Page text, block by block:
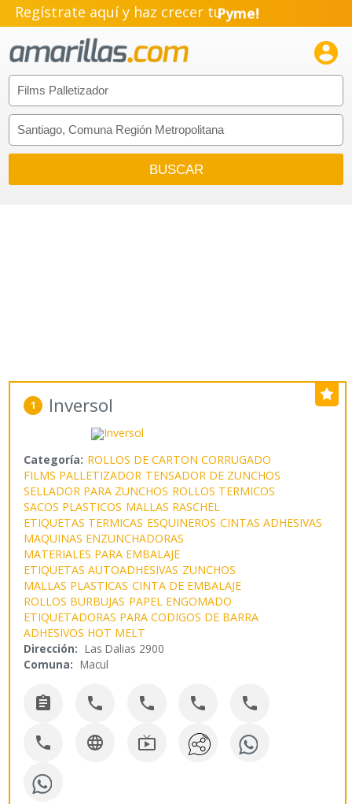
Regístrate aquí y haz crecer tuPyme!
Emprendimiento!

1 Inversol
Categoría: ROLLOS DE CARTON CORRUGADO
FILMS PALLETIZADOR TENSADOR DE ZUNCHOS
SELLADOR PARA ZUNCHOS ROLLOS TERMICOS
SACOS PLASTICOS MALLAS RASCHEL
ETIQUETAS TERMICAS ESQUINEROS CINTAS ADHESIVAS
MAQUINAS ENZUNCHADORAS
MATERIALES PARA EMBALAJE
ETIQUETAS AUTOADHESIVAS ZUNCHOS
MALLAS PLASTICAS CINTA DE EMBALAJE
ROLLOS BURBUJAS PAPEL ENGOMADO
ETIQUETADORAS PARA CODIGOS DE BARRA
ADHESIVOS HOT MELT
Dirección: Las Dalias 2900
Comuna: Macul
    
  